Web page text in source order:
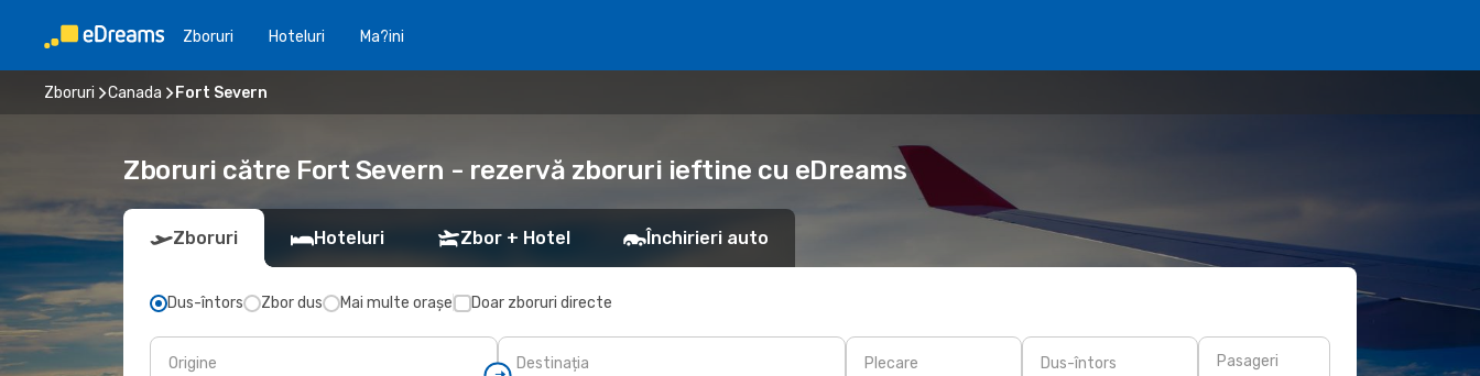
Zboruri Hoteluri Ma?ini
Zboruri Canada Fort Severn
Zboruri către Fort Severn - rezervă zboruri ieftine cu eDreams
Zboruri Hoteluri Zbor + Hotel Închirieri auto
Dus-întors Zbor dus Mai multe orașe Doar zboruri directe
Origine Destinația Plecare Dus-întors Pasageri